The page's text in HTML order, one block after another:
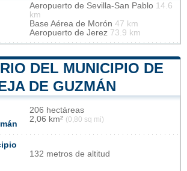
Aeropuerto de Sevilla-San Pablo 14.6
km
Base Aérea de Morón 47 km
Aeropuerto de Jerez 73.9 km
DEL MUNICIPIO DE
DE GUZMÁN
206 hectáreas
2,06 km² (0,80 sq mi)
132 metros de altitud